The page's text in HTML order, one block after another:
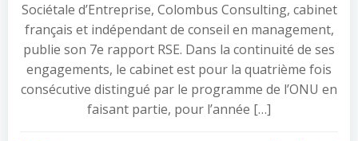
Sociétale d’Entreprise, Colombus Consulting, cabinet
français et indépendant de conseil en management,
publie son 7e rapport RSE. Dans la continuité de ses
engagements, le cabinet est pour la quatrième fois
consécutive distingué par le programme de l’ONU en
faisant partie, pour l’année […]